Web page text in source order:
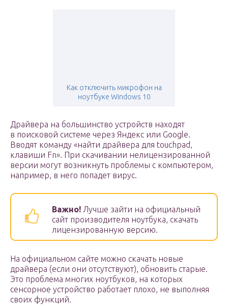
Как отключить микрофон на
ноутбуке Windows 10
Драйвера на большинство устройств находят
в поисковой системе через Яндекс или Google.
Вводят команду «найти драйвера для touchpad,
клавиши Fn». При скачивании нелицензированной
версии могут возникнуть проблемы с компьютером,
например, в него попадет вирус.
Важно! Лучше зайти на официальный
сайт производителя ноутбука, скачать
лицензированную версию.
На официальном сайте можно скачать новые
драйвера (если они отсутствуют), обновить старые.
Это проблема многих ноутбуков, на которых
сенсорное устройство работает плохо, не выполняя
своих функций.